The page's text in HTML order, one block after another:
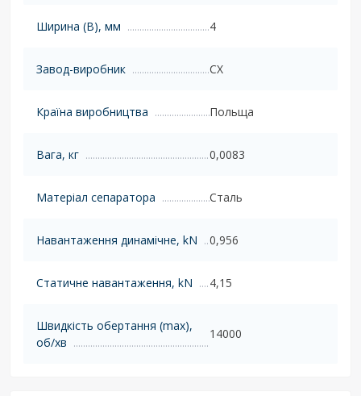
Ширина (B), мм 4
Завод-виробник CX
Країна виробництва Польща
Вага, кг 0,0083
Матеріал сепаратора Сталь
Навантаження динамічне, kN 0,956
Статичне навантаження, kN 4,15
Швидкість обертання (max),
об/хв
14000